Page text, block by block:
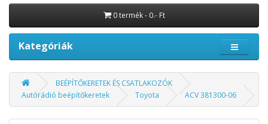
0 termék - 0.- Ft
Kategóriák
BEÉPÍTŐKERETEK ÉS CSATLAKOZÓK
Autórádió beépítőkeretek
Toyota ACV 381300-06